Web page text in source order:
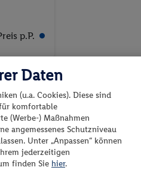
p.P.
Daten
(u.a. Cookies). Diese sind
komfortable
(Werbe-) Maßnahmen
angemessenes Schutzniveau
Unter „Anpassen“ können
jederzeitigen
finden Sie hier.